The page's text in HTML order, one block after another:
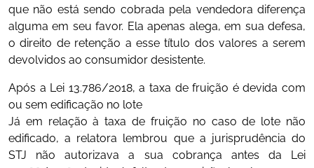
que não está sendo cobrada pela vendedora diferença
alguma em seu favor. Ela apenas alega, em sua defesa,
o direito de retenção a esse título dos valores a serem
devolvidos ao consumidor desistente.
Após a Lei 13.786/2018, a taxa de fruição é devida com
ou sem edificação no lote
Já em relação à taxa de fruição no caso de lote não
edificado, a relatora lembrou que a jurisprudência do
STJ não autorizava a sua cobrança antes da Lei